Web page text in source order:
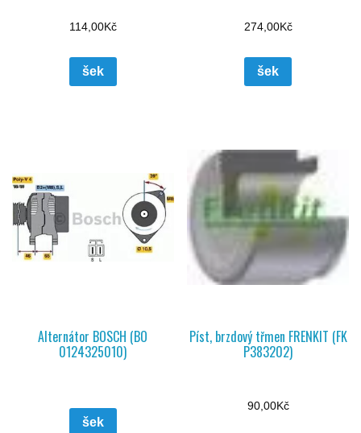
114,00Kč
šek
274,00Kč
šek
Alternátor BOSCH (BO
0124325010)
šek
Píst, brzdový třmen FRENKIT (FK
P383202)
90,00Kč